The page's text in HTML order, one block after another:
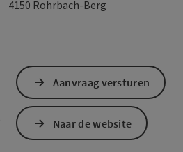
4150 Rohrbach-Berg
Aanvraag versturen
Naar de website